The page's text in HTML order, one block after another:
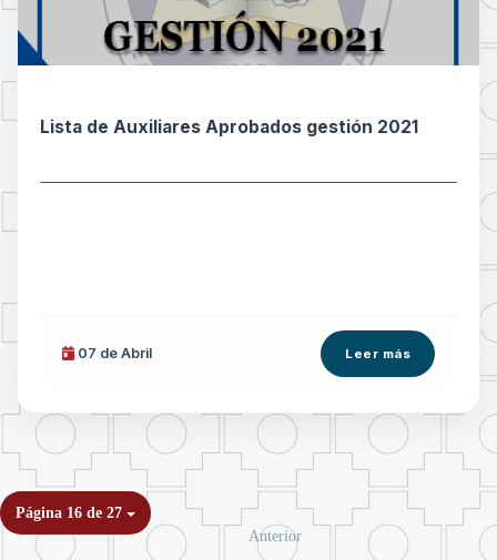
Lista de Auxiliares Aprobados gestión 2021
07 de Abril Leer más
Página 16 de 27
Anterior